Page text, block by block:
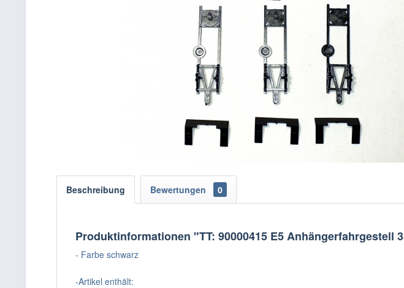
Beschreibung Bewertungen 0
Produktinformationen "TT: 90000415 E5 Anhängerfahrgestell
- Farbe schwarz
-Artikel enthält: